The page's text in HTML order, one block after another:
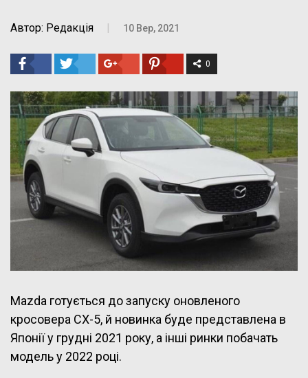
Автор: Редакція | 10 Вер, 2021
0
Mazda готується до запуску оновленого
кросовера CX-5, й новинка буде представлена в
Японії у грудні 2021 року, а інші ринки побачать
модель у 2022 році.